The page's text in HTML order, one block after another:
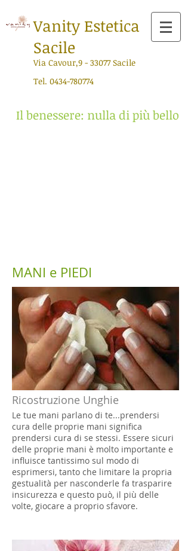
Vanity Estetica
Sacile
Via Cavour,9 - 33077 Sacile
Tel. 0434-780774
Il benessere: nulla di più bello
MANI e PIEDI
Ricostruzione Unghie
Le tue mani parlano di te...prendersi
cura delle proprie mani significa
prendersi cura di se stessi. Essere sicuri
delle proprie mani è molto importante e
influisce tantissimo sul modo di
esprimersi, tanto che limitare la propria
gestualità per nasconderle fa trasparire
insicurezza e questo può, il più delle
volte, giocare a proprio sfavore.